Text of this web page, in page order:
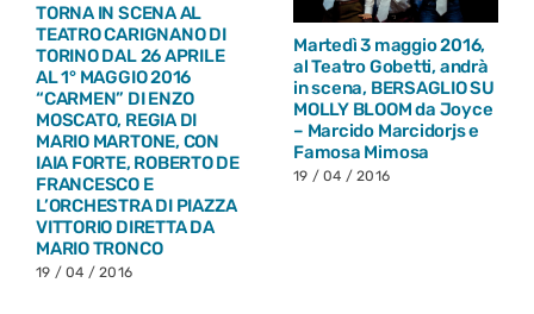
TORNA IN SCENA AL
TEATRO CARIGNANO DI
TORINO DAL 26 APRILE
AL 1° MAGGIO 2016
“CARMEN” DI ENZO
MOSCATO, REGIA DI
MARIO MARTONE, CON
IAIA FORTE, ROBERTO DE
FRANCESCO E
L’ORCHESTRA DI PIAZZA
VITTORIO DIRETTA DA
MARIO TRONCO
19 / 04 / 2016
Martedì 3 maggio 2016,
al Teatro Gobetti, andrà
in scena, BERSAGLIO SU
MOLLY BLOOM da Joyce
– Marcido Marcidorjs e
Famosa Mimosa
19 / 04 / 2016